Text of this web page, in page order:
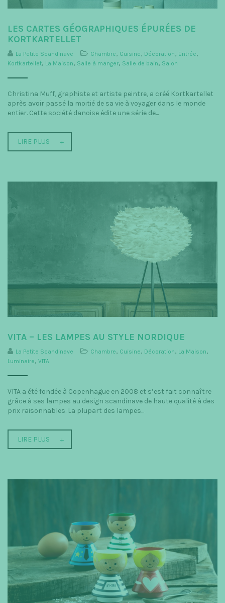
LES CARTES GÉOGRAPHIQUES ÉPURÉES DE
KORTKARTELLET
La Petite Scandinave Chambre, Cuisine, Décoration, Entrée,
Kortkartellet, La Maison, Salle à manger, Salle de bain, Salon
Christina Muff, graphiste et artiste peintre, a créé Kortkartellet
après avoir passé la moitié de sa vie à voyager dans le monde
entier. Cette société danoise édite une série de...
LIRE PLUS
VITA – LES LAMPES AU STYLE NORDIQUE
La Petite Scandinave Chambre, Cuisine, Décoration, La Maison,
Luminaire, VITA
VITA a été fondée à Copenhague en 2008 et s’est fait connaître
grâce à ses lampes au design scandinave de haute qualité à des
prix raisonnables. La plupart des lampes...
LIRE PLUS